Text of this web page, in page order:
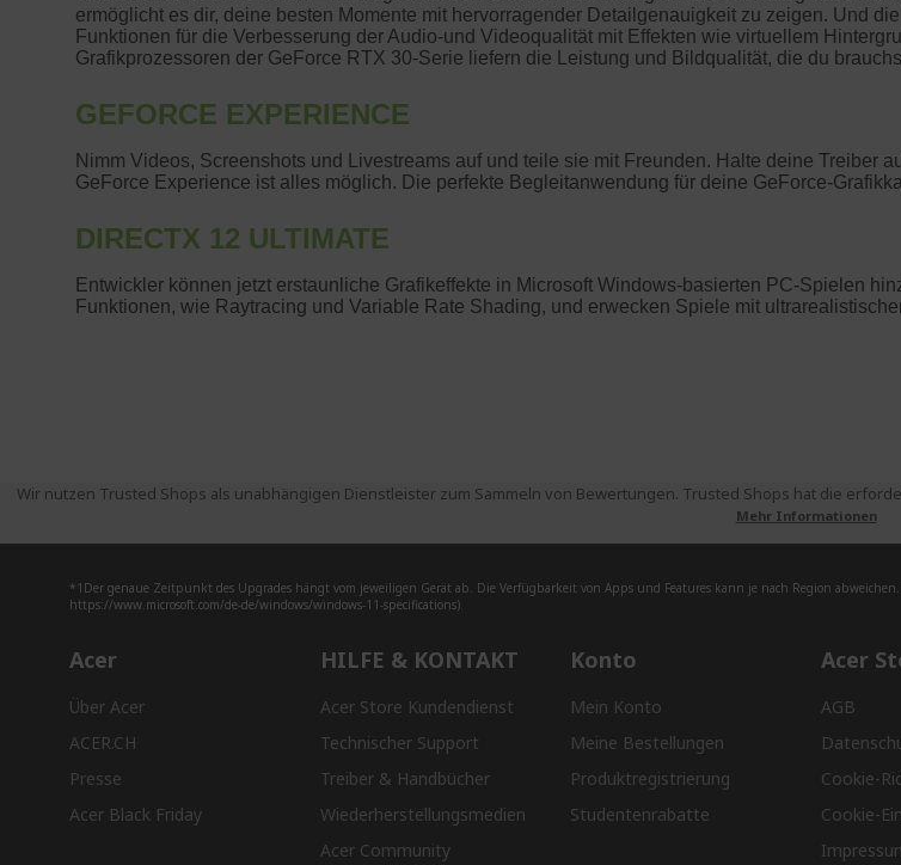
Wir nutzen Trusted Shops als unabhängigen Dienstleister zum Sammeln von Bewertungen. Trusted Shops hat die
Mehr Informationen
*1Der genaue Zeitpunkt des Upgrades hängt vom jeweiligen Gerät ab. Die Verfügbarkeit von Apps und Features kann je nach Region
https://www.microsoft.com/de-de/windows/windows-11-specifications).
Acer
Über Acer
ACER.CH
Presse
Acer Black Friday
HILFE & KONTAKT
Acer Store Kundendienst
Technischer Support
Treiber & Handbücher
Wiederherstellungsmedien
Acer Community
Konto
Mein Konto
Meine Bestellungen
Produktregistrierung
Studentenrabatte
Acer
AGB
Cookie-
Cookie-